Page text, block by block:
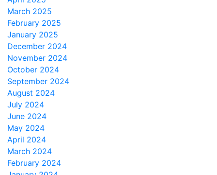
March 2025
February 2025
January 2025
December 2024
November 2024
October 2024
September 2024
August 2024
July 2024
June 2024
May 2024
April 2024
March 2024
February 2024